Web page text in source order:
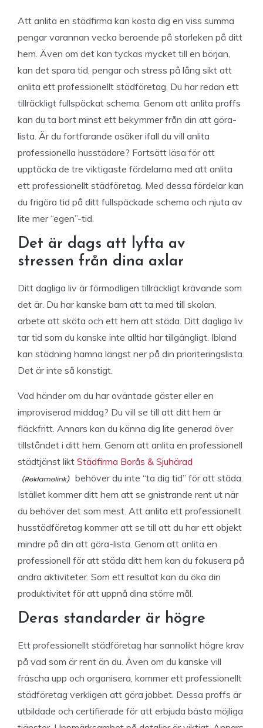
Att anlita en städfirma kan kosta dig en viss summa
pengar varannan vecka beroende på storleken på ditt
hem. Även om det kan tyckas mycket till en början,
kan det spara tid, pengar och stress på lång sikt att
anlita ett professionellt städföretag. Du har redan ett
tillräckligt fullspäckat schema. Genom att anlita proffs
kan du ta bort minst ett bekymmer från din att göra-
lista. Är du fortfarande osäker ifall du vill anlita
professionella husstädare? Fortsätt läsa för att
upptäcka de tre viktigaste fördelarna med att anlita
ett professionellt städföretag. Med dessa fördelar kan
du frigöra tid på ditt fullspäckade schema och njuta av
lite mer “egen”-tid.
Det är dags att lyfta av
stressen från dina axlar
Ditt dagliga liv är förmodligen tillräckligt krävande som
det är. Du har kanske barn att ta med till skolan,
arbete att sköta och ett hem att städa. Ditt dagliga liv
tar tid som du kanske inte alltid har tillgängligt. Ibland
kan städning hamna längst ner på din prioriteringslista.
Det är inte så konstigt.
Vad händer om du har oväntade gäster eller en
improviserad middag? Du vill se till att ditt hem är
fläckfritt. Annars kan du känna dig lite generad över
tillståndet i ditt hem. Genom att anlita en professionell
städtjänst likt Städfirma Borås & Sjuhärad
behöver du inte “ta dig tid” för att städa.
Istället kommer ditt hem att se gnistrande rent ut när
du behöver det som mest. Att anlita ett professionellt
husstädföretag kommer att se till att du har ett objekt
mindre på din att göra-lista. Genom att anlita en
professionell för att städa ditt hem kan du fokusera på
andra aktiviteter. Som ett resultat kan du öka din
produktivitet för att uppnå dina större mål.
Deras standarder är högre
Ett professionellt städföretag har sannolikt högre krav
på vad som är rent än du. Även om du kanske vill
fräscha upp och organisera, kommer ett professionellt
städföretag verkligen att göra jobbet. Dessa proffs är
utbildade och certifierade för att erbjuda bästa möjliga